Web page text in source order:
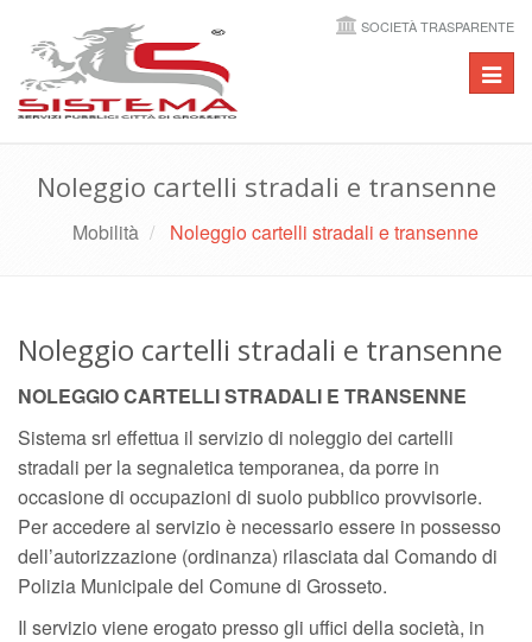
SOCIETÀ TRASPARENTE
Noleggio cartelli stradali e transenne
Mobilità Noleggio cartelli stradali e transenne
Noleggio cartelli stradali e transenne
NOLEGGIO CARTELLI STRADALI E TRANSENNE
Sistema srl effettua il servizio di noleggio dei cartelli
stradali per la segnaletica temporanea, da porre in
occasione di occupazioni di suolo pubblico provvisorie.
Per accedere al servizio è necessario essere in possesso
dell’autorizzazione (ordinanza) rilasciata dal Comando di
Polizia Municipale del Comune di Grosseto.
Il servizio viene erogato presso gli uffici della società, in